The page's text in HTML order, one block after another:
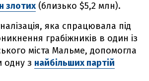
злотих(близько $5,2 млн).
яка спрацювала під
грабіжників в один із
міста Мальме, допомогла
одну з найбільших партій